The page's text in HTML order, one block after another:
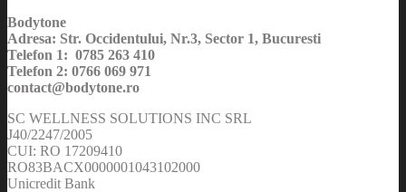
Bodytone
Adresa: Str. Occidentului, Nr.3, Sector 1, Bucuresti
Telefon 1: 0785 263 410
Telefon 2: 0766 069 971
contact@bodytone.ro
SC WELLNESS SOLUTIONS INC SRL
J40/2247/2005
CUI: RO 17209410
RO83BACX0000001043102000
Unicredit Bank